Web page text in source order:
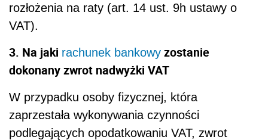
rozłożenia na raty (art. 14 ust. 9h ustawy o
VAT).
3. Na jaki rachunek bankowy zostanie
dokonany zwrot nadwyżki VAT
W przypadku osoby fizycznej, która
zaprzestała wykonywania czynności
podlegających opodatkowaniu VAT, zwrot